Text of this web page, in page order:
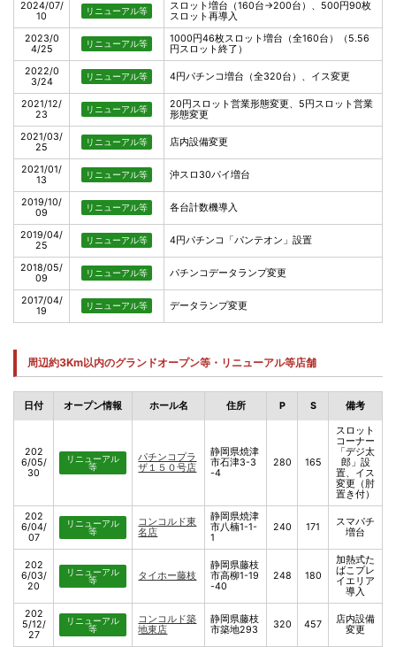
2024/07/
10
リニューアル等
スロット増台（160台→200台）、500円90枚
スロット再導入
2023/0
4/25
リニューアル等
1000円46枚スロット増台（全160台）（5.56
円スロット終了）
2022/0
3/24
リニューアル等 4円パチンコ増台（全320台）、イス変更
2021/12/
23
リニューアル等
20円スロット営業形態変更、5円スロット営業
形態変更
2021/03/
25
リニューアル等 店内設備変更
2021/01/
13
リニューアル等 沖スロ30パイ増台
2019/10/
09
リニューアル等 各台計数機導入
2019/04/
25
リニューアル等 4円パチンコ「パンテオン」設置
2018/05/
09
リニューアル等 パチンコデータランプ変更
2017/04/
19
リニューアル等 データランプ変更
周辺約3Km以内のグランドオープン等・リニューアル等店舗
日付 オープン情報 ホール名 住所 P S 備考
202
6/05/
30
リニューアル
等
パチンコプラ
ザ１５０号店
静岡県焼津
市石津3-3
-4
280 165
スロット
コーナー
「デジ太
郎」設
置、イス
変更（肘
置き付）
202
6/04/
07
リニューアル
等
コンコルド東
名店
静岡県焼津
市八楠1-1-
1
240 171
スマパチ
増台
202
6/03/
20
リニューアル
等
タイホー藤枝
静岡県藤枝
市高柳1-19
-40
248 180
加熱式た
ばこプレ
イエリア
導入
202
5/12/
27
リニューアル
等
コンコルド築
地東店
静岡県藤枝
市築地293
320 457
店内設備
変更